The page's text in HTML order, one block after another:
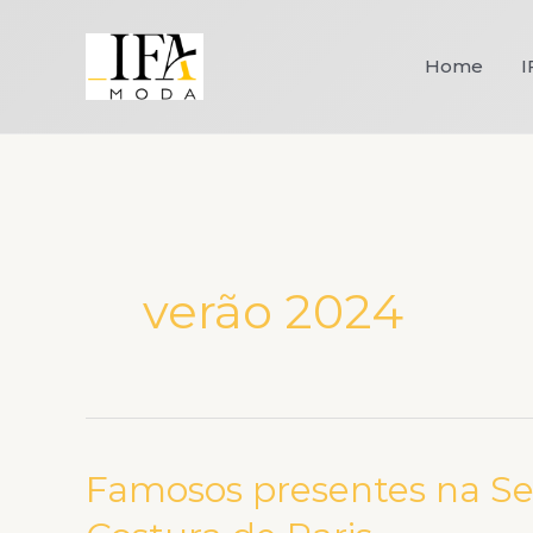
Home
verão 2024
Famosos presentes na
Famosos